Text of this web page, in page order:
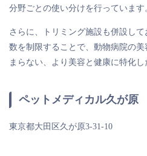
分野ごとの使い分けを行っています
さらに、トリミング施設も併設し
数を制限することで、動物病院の
まらない、より美容と健康に特化し
ペットメディカル久が原
東京都大田区久が原3-31-10